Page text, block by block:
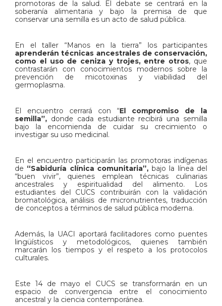
promotoras de la salud. El debate se centrará en la
soberanía alimentaria y bajo la premisa de que
conservar una semilla es un acto de salud pública.
​En el taller “Manos en la tierra” los participantes
aprenderán técnicas ancestrales de conservación,
como el uso de ceniza y trojes, entre otros, que
contrastarán con conocimientos modernos sobre la
prevención de micotoxinas y viabilidad del
germoplasma.
El encuentro cerrará con “El compromiso de la
semilla”, donde cada estudiante recibirá una semilla
bajo la encomienda de cuidar su crecimiento o
investigar su uso medicinal.
En el encuentro participarán las promotoras indígenas
de “Sabiduría clínica comunitaria”,bajo la línea del
“buen vivir”, quienes emplean técnicas culinarias
ancestrales y espiritualidad del alimento. Los
estudiantes del CUCS contribuirán con la validación
bromatológica, análisis de micronutrientes, traducción
de conceptos a términos de salud pública moderna.
Además, la UACI aportará facilitadores como puentes
lingüísticos y metodológicos, quienes también
marcarán los tiempos y el respeto a los protocolos
culturales.
​Este 14 de mayo el CUCS se transformarán en un
espacio de convergencia entre el conocimiento
ancestral y la ciencia contemporánea.